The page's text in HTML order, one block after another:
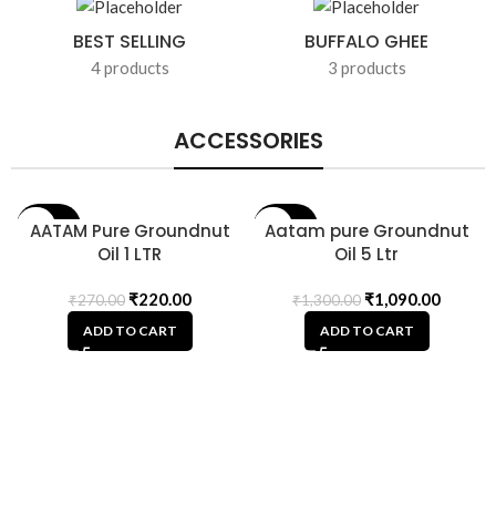
BEST SELLING
4 products
BUFFALO GHEE
3 products
ACCESSORIES
19% OFF
AATAM Pure Groundnut
Oil 1 LTR
₹270.00 ₹220.00
ADD TO CART
16% OFF
Aatam pure Groundnut
Oil 5 Ltr
₹1,300.00₹1,090.00
ADD TO CART